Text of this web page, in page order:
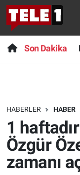
Son Dakika
HABERLER HABER
1
Özgür
zamanı
Anında
Başka
Bilim turu
Bilim ve
Doğa
Son Dakika
Haber
Dünya
Teknoloji
Sağlık
Nöbetçi
Hava Durumu
Trafik Durumu
Süper Lig
Tüm